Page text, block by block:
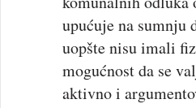
upućuje na sumnju
uopšte nisu imali
mogućnost da se
aktivno i